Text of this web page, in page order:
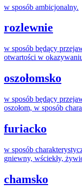
w sposób ambicjonalny.
rozlewnie
w sposób będący
otwartości w
oszołomsko
w sposób będący
oszołom, w sposób
furiacko
w sposób
gniewny, wściekły,
chamsko